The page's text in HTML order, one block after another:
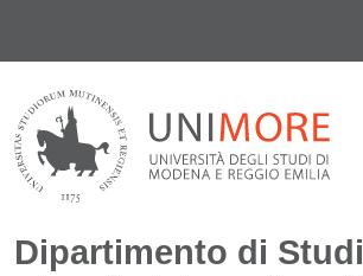
Dipartimento di Studi